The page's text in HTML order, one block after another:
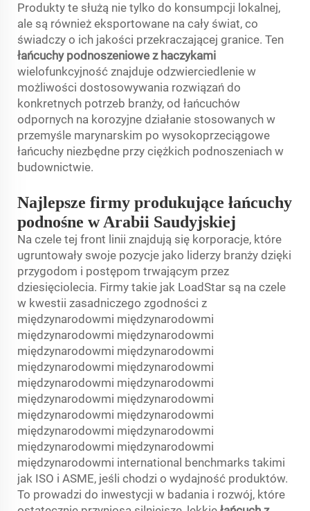
Produkty te służą nie tylko do konsumpcji lokalnej,
ale są również eksportowane na cały świat, co
świadczy o ich jakości przekraczającej granice. Ten
łańcuchy podnoszeniowe z haczykami
wielofunkcyjność znajduje odzwierciedlenie w
możliwości dostosowywania rozwiązań do
konkretnych potrzeb branży, od łańcuchów
odpornych na korozyjne działanie stosowanych w
przemyśle marynarskim po wysokoprzeciągowe
łańcuchy niezbędne przy ciężkich podnoszeniach w
budownictwie.
Najlepsze firmy produkujące łańcuchy
podnośne w Arabii Saudyjskiej
Na czele tej front linii znajdują się korporacje, które
ugruntowały swoje pozycje jako liderzy branży dzięki
przygodom i postępom trwającym przez
dziesięciolecia. Firmy takie jak LoadStar są na czele
w kwestii zasadniczego zgodności z
międzynarodowmi międzynarodowmi
międzynarodowmi międzynarodowmi
międzynarodowmi międzynarodowmi
międzynarodowmi międzynarodowmi
międzynarodowmi międzynarodowmi
międzynarodowmi międzynarodowmi
międzynarodowmi międzynarodowmi
międzynarodowmi międzynarodowmi
międzynarodowmi międzynarodowmi
międzynarodowmi international benchmarks takimi
jak ISO i ASME, jeśli chodzi o wydajność produktów.
To prowadzi do inwestycji w badania i rozwój, które